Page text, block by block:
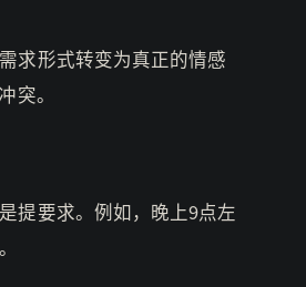
求形式转变为真正的情感
突。
提要求。例如，晚上9点左